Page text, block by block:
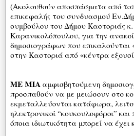
(Ακολουθούν αποσπάσματα από
επικεφαλής του συνδυασμού
συμβούλου του Δήμου Καστοριάς
Καρανικολόπουλου, για την
δημοσιογράφων που επικαλούνται
στην Καστοριά από «κέντρα
ΜΕ ΜΙΑαμφισβητούμενη
προσπαθούν να με μειώσουν στο
εκμεταλλεύονται κατάφωρα,
ηλεκτρονικοί “κουκουλοφόροι”
όποια ιδιωτικότητα μπορεί να